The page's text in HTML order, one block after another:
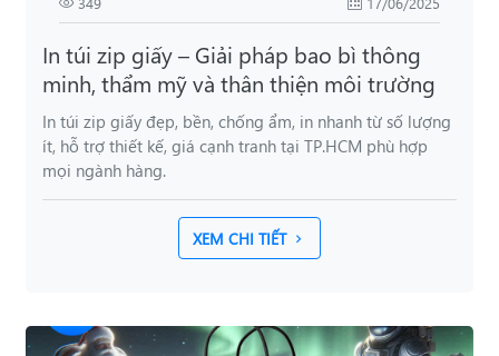
In túi zip giấy – Giải pháp bao bì thông
minh, thẩm mỹ và thân thiện môi trường
In túi zip giấy đẹp, bền, chống ẩm, in nhanh từ số lượng
ít, hỗ trợ thiết kế, giá cạnh tranh tại TP.HCM phù hợp
mọi ngành hàng.
XEM CHI TIẾT